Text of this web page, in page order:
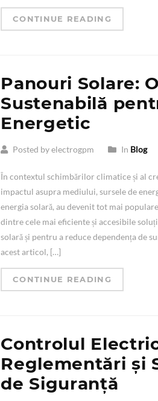
CONTINUE READING
Panouri Solare:
Sustenabilă
Energetic
Posted by electrogpm In Blog
În contextul schimbărilor climatice și al
impactul asupra mediului, sursele de
energia solară, au devenit tot mai
dintre cele mai eficiente și accesibile
solară și pentru a reduce dependența de
acest articol, […]
CONTINUE READING
Controlul
Reglementări și
de Siguranță